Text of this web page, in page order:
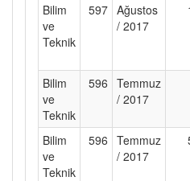
Bilim
ve
Teknik
597 Ağustos
/ 2017
Bilim
ve
Teknik
596 Temmuz
/ 2017
Bilim
ve
Teknik
596 Temmuz
/ 2017